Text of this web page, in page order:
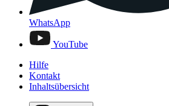
WhatsApp
YouTube
Hilfe
Kontakt
Inhaltsübersicht